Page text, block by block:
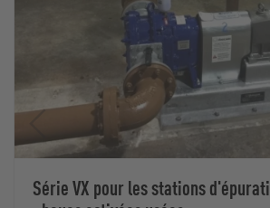
Série VX pour les stations